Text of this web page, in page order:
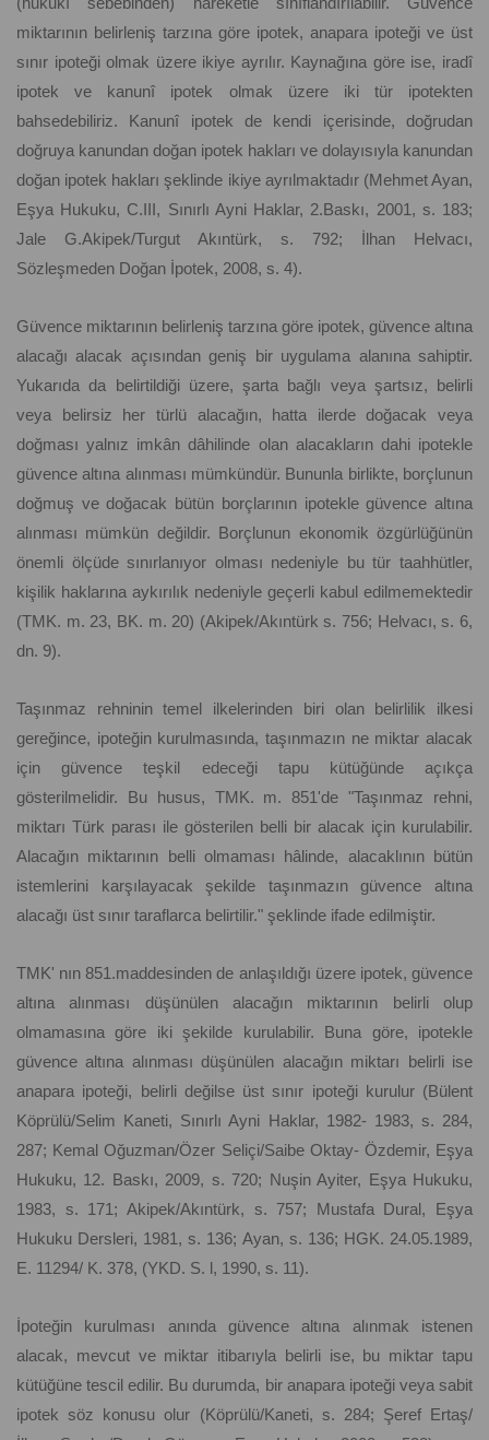
miktarının belirleniş tarzına göre ipotek, anapara ipoteği ve üst
sınır ipoteği olmak üzere ikiye ayrılır. Kaynağına göre ise, iradî
ipotek ve kanunî ipotek olmak üzere iki tür ipotekten
bahsedebiliriz. Kanunî ipotek de kendi içerisinde, doğrudan
doğruya kanundan doğan ipotek hakları ve dolayısıyla kanundan
doğan ipotek hakları şeklinde ikiye ayrılmaktadır (Mehmet Ayan,
Eşya Hukuku, C.III, Sınırlı Ayni Haklar, 2.Baskı, 2001, s. 183;
Jale G.Akipek/Turgut Akıntürk, s. 792; İlhan Helvacı,
Sözleşmeden Doğan İpotek, 2008, s. 4).
Güvence miktarının belirleniş tarzına göre ipotek, güvence altına
alacağı alacak açısından geniş bir uygulama alanına sahiptir.
Yukarıda da belirtildiği üzere, şarta bağlı veya şartsız, belirli
veya belirsiz her türlü alacağın, hatta ilerde doğacak veya
doğması yalnız imkân dâhilinde olan alacakların dahi ipotekle
güvence altına alınması mümkündür. Bununla birlikte, borçlunun
doğmuş ve doğacak bütün borçlarının ipotekle güvence altına
alınması mümkün değildir. Borçlunun ekonomik özgürlüğünün
önemli ölçüde sınırlanıyor olması nedeniyle bu tür taahhütler,
kişilik haklarına aykırılık nedeniyle geçerli kabul edilmemektedir
(TMK. m. 23, BK. m. 20) (Akipek/Akıntürk s. 756; Helvacı, s. 6,
dn. 9).
Taşınmaz rehninin temel ilkelerinden biri olan belirlilik ilkesi
gereğince, ipoteğin kurulmasında, taşınmazın ne miktar alacak
için güvence teşkil edeceği tapu kütüğünde açıkça
gösterilmelidir. Bu husus, TMK. m. 851'de "Taşınmaz rehni,
miktarı Türk parası ile gösterilen belli bir alacak için kurulabilir.
Alacağın miktarının belli olmaması hâlinde, alacaklının bütün
istemlerini karşılayacak şekilde taşınmazın güvence altına
alacağı üst sınır taraflarca belirtilir." şeklinde ifade edilmiştir.
TMK' nın 851.maddesinden de anlaşıldığı üzere ipotek, güvence
altına alınması düşünülen alacağın miktarının belirli olup
olmamasına göre iki şekilde kurulabilir. Buna göre, ipotekle
güvence altına alınması düşünülen alacağın miktarı belirli ise
anapara ipoteği, belirli değilse üst sınır ipoteği kurulur (Bülent
Köprülü/Selim Kaneti, Sınırlı Ayni Haklar, 1982- 1983, s. 284,
287; Kemal Oğuzman/Özer Seliçi/Saibe Oktay- Özdemir, Eşya
Hukuku, 12. Baskı, 2009, s. 720; Nuşin Ayiter, Eşya Hukuku,
1983, s. 171; Akipek/Akıntürk, s. 757; Mustafa Dural, Eşya
Hukuku Dersleri, 1981, s. 136; Ayan, s. 136; HGK. 24.05.1989,
E. 11294/ K. 378, (YKD. S. l, 1990, s. 11).
İpoteğin kurulması anında güvence altına alınmak istenen
alacak, mevcut ve miktar itibarıyla belirli ise, bu miktar tapu
kütüğüne tescil edilir. Bu durumda, bir anapara ipoteği veya sabit
ipotek söz konusu olur (Köprülü/Kaneti, s. 284; Şeref Ertaş/